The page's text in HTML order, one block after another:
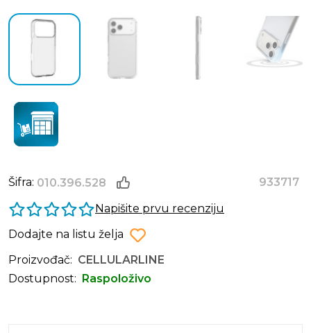
Šifra: 010.396.528
933717
Napišite prvu recenziju
Dodajte na listu želja
Proizvođač: CELLULARLINE
Dostupnost:
Raspoloživo